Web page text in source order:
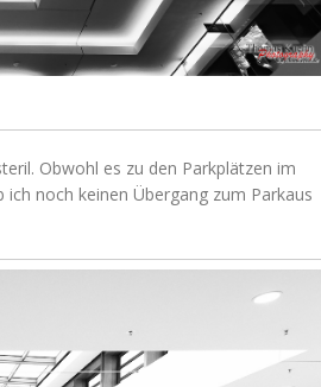
Obwohl es zu den Parkplätzen im
noch keinen Übergang zum Parkaus